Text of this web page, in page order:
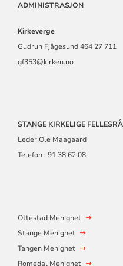
ADMINISTRASJON
Kirkeverge
Gudrun Fjågesund 464 27 711
gf353@kirken.no
STANGE KIRKELIGE
Leder Ole Maagaard
Telefon : 91 38 62 08
Ottestad Menighet
Stange Menighet
Tangen Menighet
Romedal Menighet